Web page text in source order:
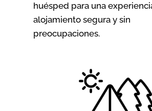
huésped para una
alojamiento segura y sin
preocupaciones.